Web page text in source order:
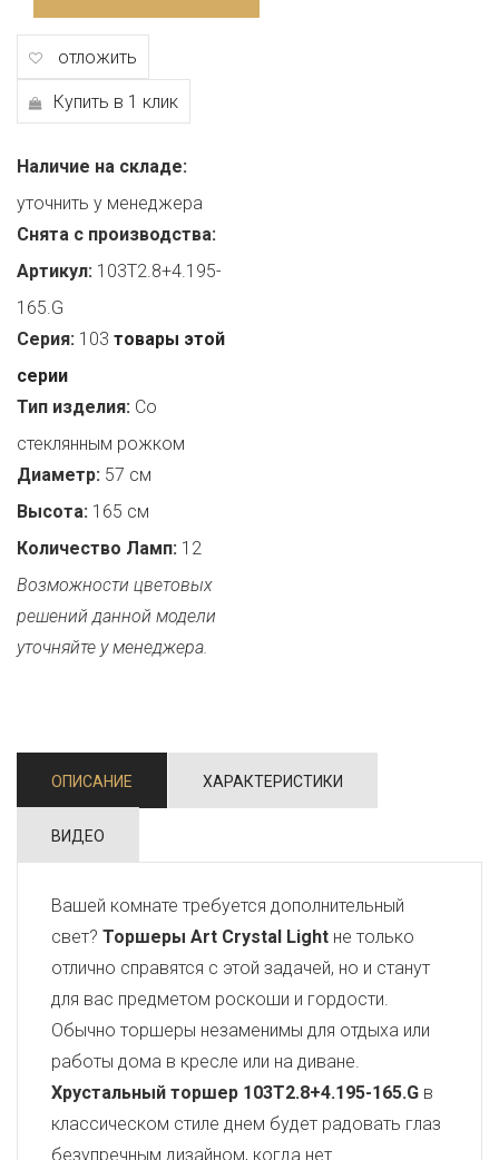
отложить
Купить в 1 клик
Наличие на складе:
уточнить у менеджера
Снята с производства:
Артикул: 103T2.8+4.195-
165.G
Серия: 103 товары этой
серии
Тип изделия: Со
стеклянным рожком
Диаметр: 57 см
Высота: 165 см
Количество Ламп: 12
Возможности цветовых
решений данной модели
уточняйте у менеджера.
ОПИСАНИЕ ХАРАКТЕРИСТИКИ
ВИДЕО
Вашей комнате требуется дополнительный
свет? Торшеры Art Crystal Light не только
отлично справятся с этой задачей, но и станут
для вас предметом роскоши и гордости.
Обычно торшеры незаменимы для отдыха или
работы дома в кресле или на диване.
Хрустальный торшер 103T2.8+4.195-165.G в
классическом стиле днем будет радовать глаз
безупречным дизайном, когда нет